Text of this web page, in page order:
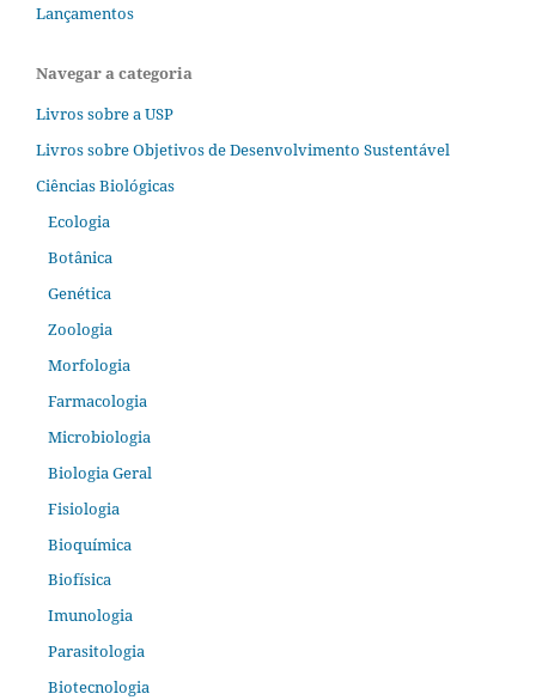
Lançamentos
Navegar a categoria
Livros sobre a USP
Livros sobre Objetivos de Desenvolvimento Sustentável
Ciências Biológicas
Ecologia
Botânica
Genética
Zoologia
Morfologia
Farmacologia
Microbiologia
Biologia Geral
Fisiologia
Bioquímica
Biofísica
Imunologia
Parasitologia
Biotecnologia